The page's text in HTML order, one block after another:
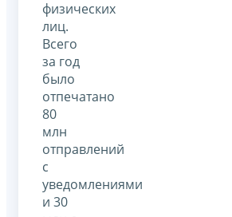
физических
лиц.
Всего
за год
было
отпечатано
80
млн
отправлений
с
уведомлениями
и 30